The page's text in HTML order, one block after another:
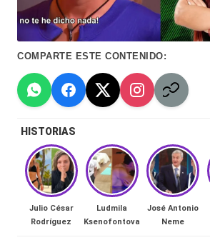
ul
a
C
hi
le
n
a
🔥
R
-
Exclusivas
-
Tv
redes
lacvc.com
COMPARTE ESTE CONTENIDO:
HISTORIAS
Julio César
Rodríguez
Ludmila
Ksenofontova
José Antonio
Neme